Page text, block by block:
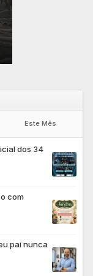
Este Mês
dos 34
com
pai nunca